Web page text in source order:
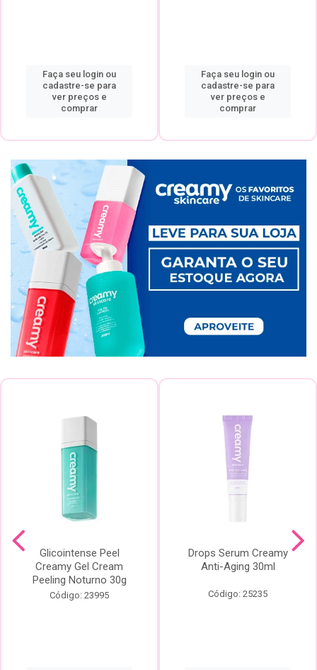
Faça seu login ou
cadastre-se para
ver preços e
comprar
Faça seu login ou
cadastre-se para
ver preços e
comprar
Glicointense Peel
Creamy Gel Cream
Peeling Noturno 30g
Código: 23995
Drops Serum Creamy
Anti-Aging 30ml
Código: 25235